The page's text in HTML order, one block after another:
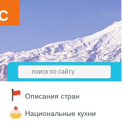
Описания стран
Национальные кухни